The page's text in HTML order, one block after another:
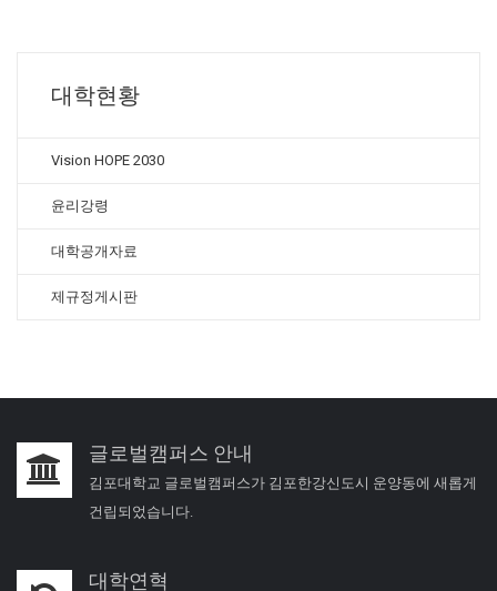
대학현황
Vision HOPE 2030
윤리강령
대학공개자료
제규정게시판
글로벌캠퍼스 안내
김포대학교 글로벌캠퍼스가 김포한강신도시 운양동에 새롭게
건립되었습니다.
대학연혁